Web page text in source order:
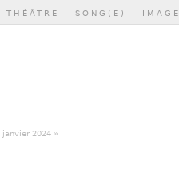
THÉÂTRE SONG(E) IMAGE
janvier 2024 »